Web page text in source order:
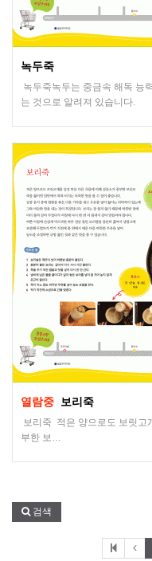
녹두죽
녹두죽녹두는 중금속 해독 능
는 것으로 알려져 있습니다.
열람중 보리죽
보리죽 적은 양으로도 보릿고
부한 보…
검색